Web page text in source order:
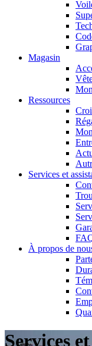
Magasin
Ressources
Services et
À propos de
Services